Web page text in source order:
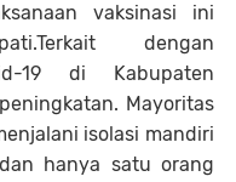
vaksinasi ini
dengan
19 di Kabupaten
Mayoritas
isolasi mandiri
hanya satu orang